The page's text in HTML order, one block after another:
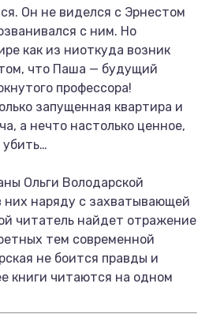
Он не виделся с Эрнестом
с ним. Но
как из ниоткуда возник
что Паша — будущий
профессора!
запущенная квартира и
а нечто настолько ценное,
убить…
Ольги Володарской
них наряду с захватывающей
читатель найдет отражение
тем современной
не боится правды и
книги читаются на одном